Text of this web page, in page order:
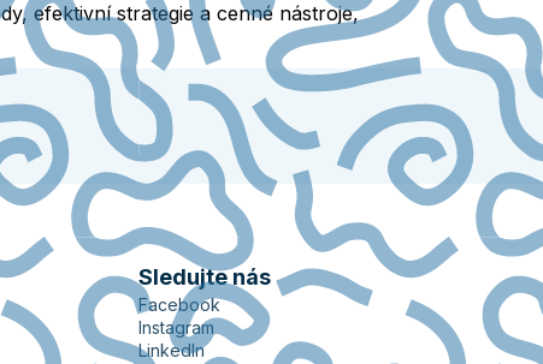
efektivní strategie a cenné nástroje,
Sledujte nás
Facebook
Instagram
LinkedIn